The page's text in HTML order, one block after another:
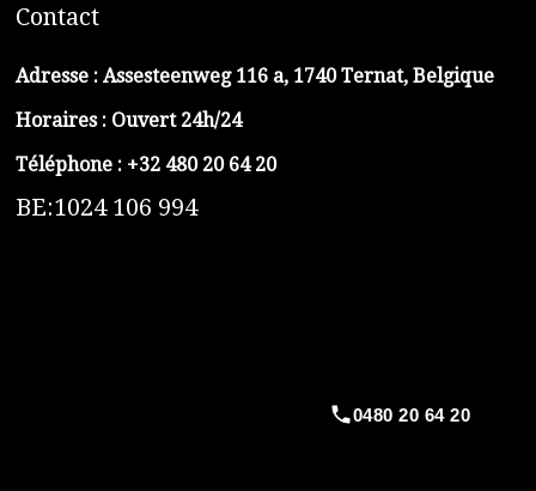
Contact
Adresse : Assesteenweg 116 a, 1740 Ternat, Belgique
Horaires : Ouvert 24h/24
Téléphone : +32 480 20 64 20
BE:1024 106 994
0480 20 64 20